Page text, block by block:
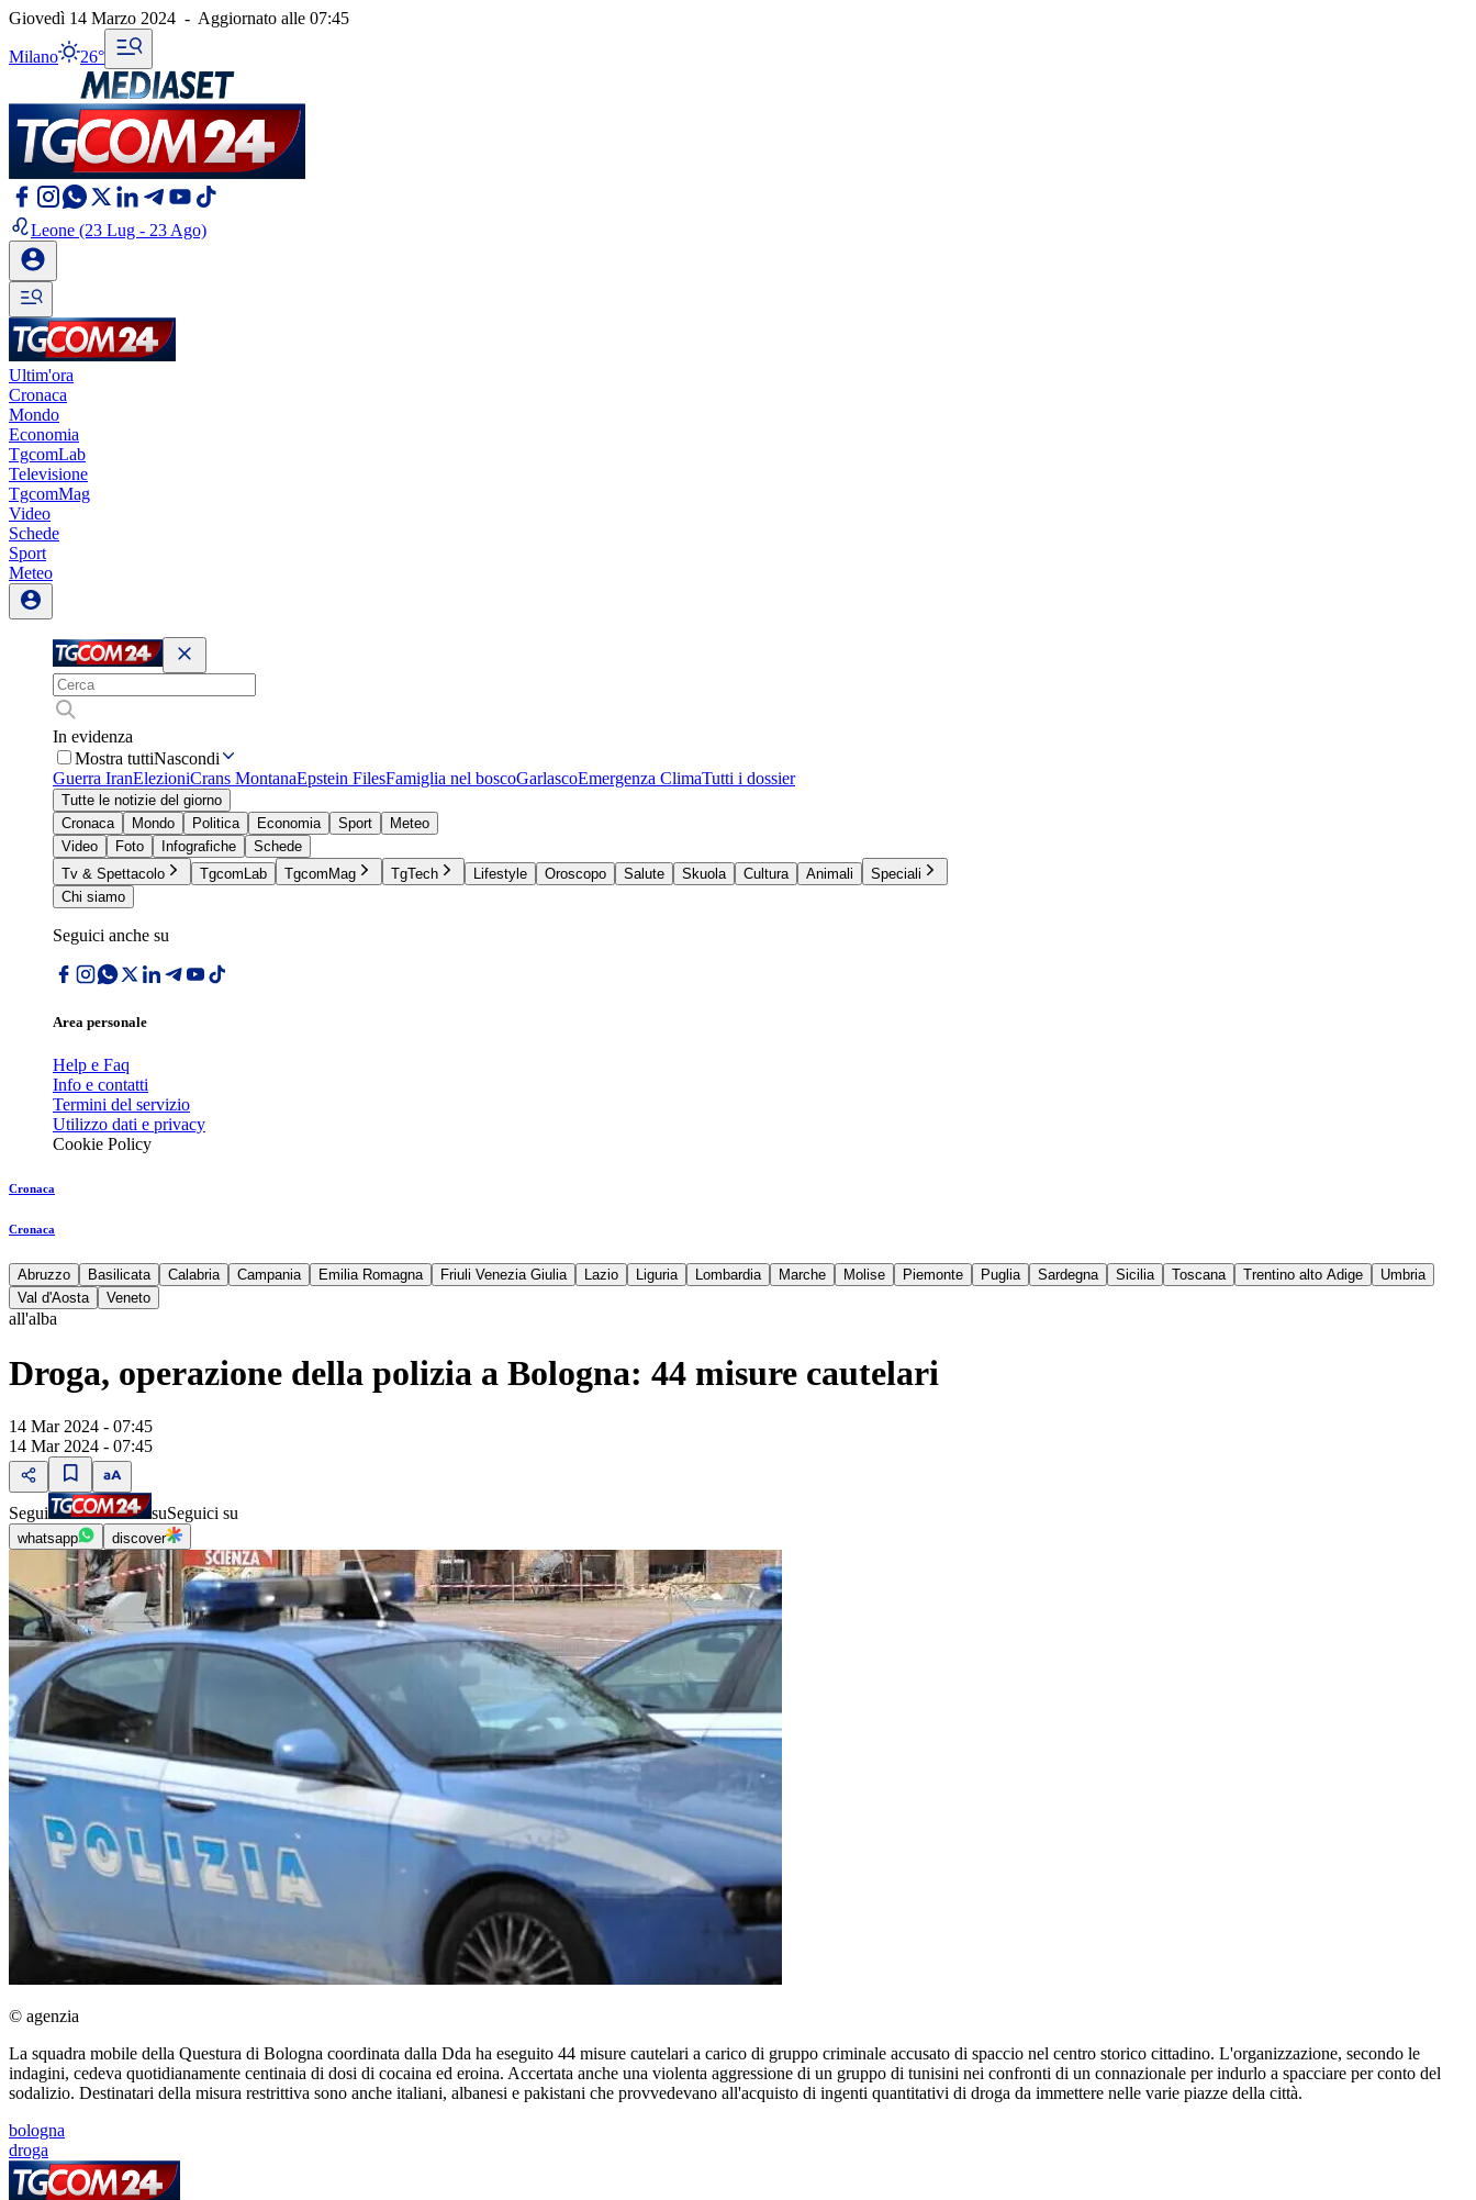
Giovedì 14 Marzo 2024 - Aggiornato alle 07:45
Milano 26°
Leone (23 Lug - 23 Ago)
Ultim'ora
Cronaca
Mondo
Economia
TgcomLab
Televisione
TgcomMag
Video
Schede
Sport
Meteo
In evidenza
Mostra tuttiNascondi
Guerra IranElezioniCrans MontanaEpstein FilesFamiglia nel boscoGarlascoEmergenza ClimaTutti i dossier
Tutte le notizie del giorno
Cronaca
Mondo Politica Economia Sport
Meteo
Video
Foto Infografiche
Schede
Tv & Spettacolo
TgcomLab TgcomMag TgTech Lifestyle Oroscopo Salute Skuola Cultura Animali
Speciali
Chi siamo
Seguici anche su
Area personale
Help e Faq
Info e contatti
Termini del servizio
Utilizzo dati e privacy
Cookie Policy
Cronaca
Cronaca
Abruzzo Basilicata Calabria Campania Emilia Romagna Friuli Venezia Giulia Lazio Liguria Lombardia Marche Molise Piemonte Puglia Sardegna Sicilia Toscana Trentino alto Adige
Umbria
Val d'Aosta
Veneto
all'alba
Droga, operazione della polizia a Bologna: 44 misure cautelari
14 Mar 2024 - 07:45
14 Mar 2024 - 07:45
Segui suSeguici su
whatsapp discover
© agenzia
La squadra mobile della Questura di Bologna coordinata dalla Dda ha eseguito 44 misure cautelari a carico di gruppo criminale accusato di spaccio nel centro storico cittadino. L'organizzazione, secondo le
indagini, cedeva quotidianamente centinaia di dosi di cocaina ed eroina. Accertata anche una violenta aggressione di un gruppo di tunisini nei confronti di un connazionale per indurlo a spacciare per conto del
sodalizio. Destinatari della misura restrittiva sono anche italiani, albanesi e pakistani che provvedevano all'acquisto di ingenti quantitativi di droga da immettere nelle varie piazze della città.
bologna
droga